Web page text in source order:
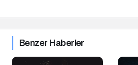
Benzer Haberler